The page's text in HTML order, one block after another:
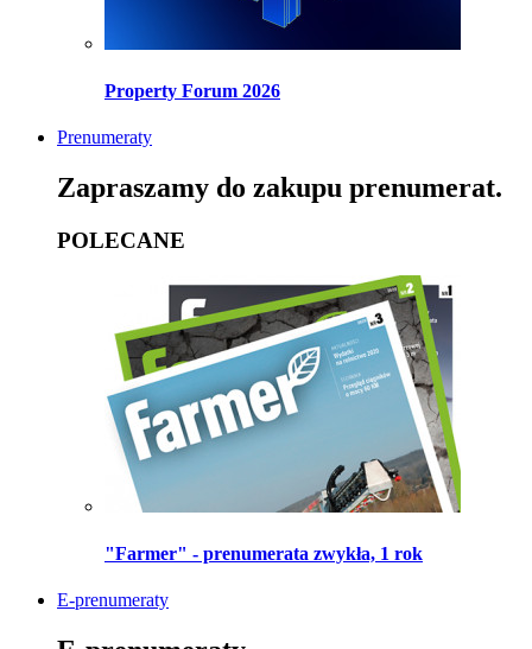
Property Forum 2026
Prenumeraty
Zapraszamy do zakupu prenumerat.
POLECANE
"Farmer" - prenumerata zwykła, 1 rok
E-prenumeraty